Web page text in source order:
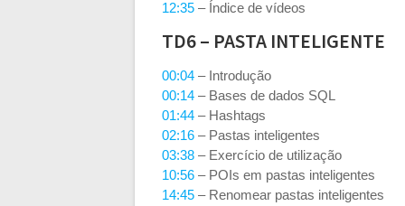
12:35 – Índice de vídeos
TD6 – PASTA INTELIGENTE
00:04 – Introdução
00:14 – Bases de dados SQL
01:44 – Hashtags
02:16 – Pastas inteligentes
03:38 – Exercício de utilização
10:56 – POIs em pastas inteligentes
14:45 – Renomear pastas inteligentes